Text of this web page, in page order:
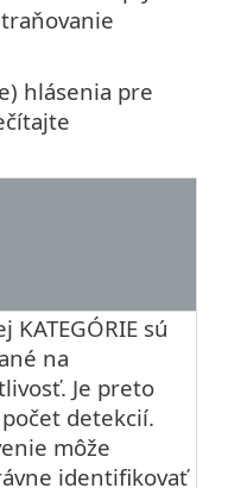
hlásenia pre
KATEGÓRIE sú
na
Je preto
detekcií.
môže
identifikovať